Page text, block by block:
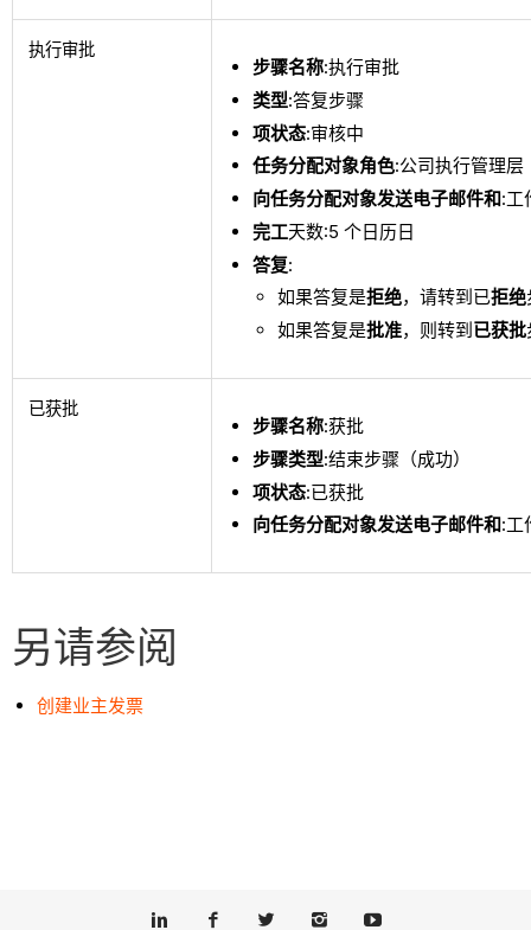
执行审批
步骤名称:执行审批
类型:答复步骤
项状态:审核中
任务分配对象角色:公司执行管理层
向任务分配对象发送电子邮件和:工
完工天数:5 个日历日
答复:
如果答复是拒绝，请转到已拒绝
如果答复是批准，则转到已获批
已获批
步骤名称:获批
步骤类型:结束步骤（成功）
项状态:已获批
向任务分配对象发送电子邮件和:工
另请参阅
创建业主发票